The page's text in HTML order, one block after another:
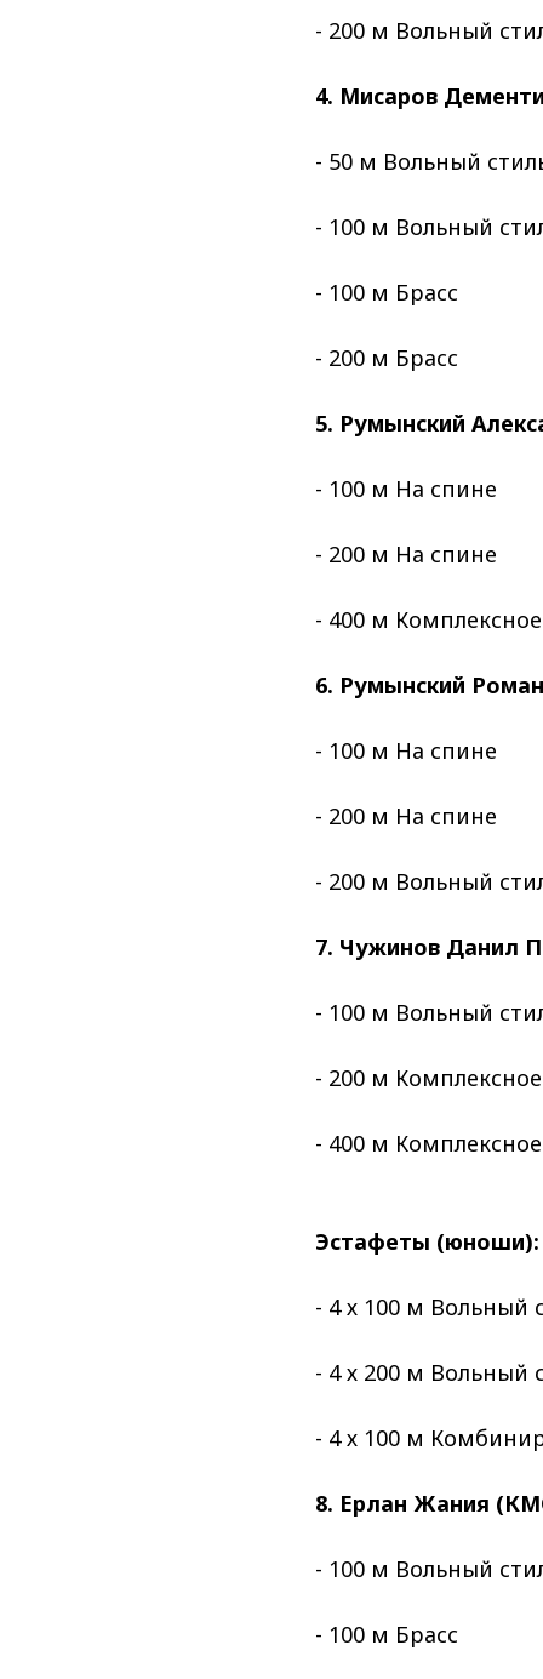
- 200 м Вольный
4. Мисаров
- 50 м Вольный
- 100 м Вольный
- 100 м Брасс
- 200 м Брасс
5. Румынский
- 100 м На спине
- 200 м На спине
- 400 м
6. Румынский
- 100 м На спине
- 200 м На спине
- 200 м Вольный
7. Чужинов Данил
- 100 м Вольный
- 200 м
- 400 м
Эстафеты (юноши):
- 4 х 100 м Вольный
- 4 х 200 м Вольный
- 4 х 100 м
8. Ерлан Жания
- 100 м Вольный
- 100 м Брасс